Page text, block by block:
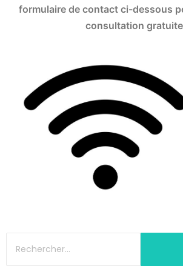
formulaire de contact ci-dessous
consultation